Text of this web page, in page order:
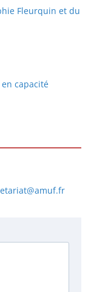
Fleurquin et du
capacité